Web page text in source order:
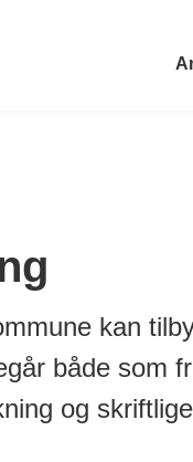
kan
både som
og